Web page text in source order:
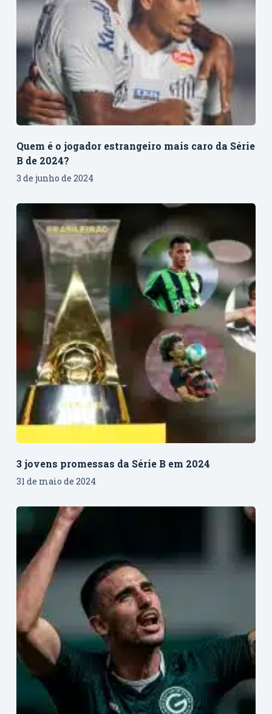
Quem é o jogador estrangeiro mais caro da Série
B de 2024?
3 de junho de 2024
3 jovens promessas da Série B em 2024
31 de maio de 2024